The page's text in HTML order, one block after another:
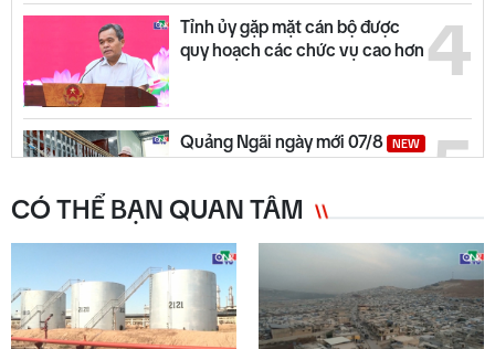
4
Tỉnh ủy gặp mặt cán bộ được
quy hoạch các chức vụ cao hơn
5
Quảng Ngãi ngày mới 07/8 NEW
6
Thời tiết Quảng Ngãi: Miền núi
có mưa dông, đồng bằng nắng
ráo
CÓ THỂ BẠN QUAN TÂM